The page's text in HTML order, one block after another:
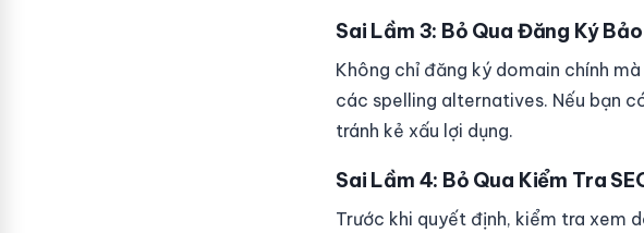
Sai Lầm 3: Bỏ Qua Đăng Ký
Không chỉ đăng ký domain chính
các spelling alternatives. Nếu bạn
tránh kẻ xấu lợi dụng.
Sai Lầm 4: Bỏ Qua Kiểm Tra
Trước khi quyết định, kiểm tra xem